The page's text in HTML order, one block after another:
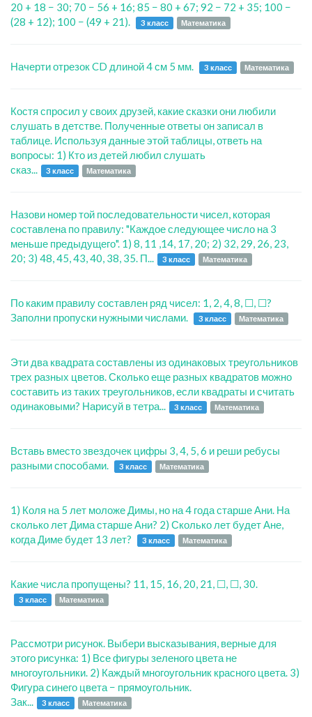
20 + 18 − 30; 70 − 56 + 16; 85 − 80 + 67; 92 − 72 + 35; 100 −
(28 + 12); 100 − (49 + 21).
3 класс Математика
Начерти отрезок CD длиной 4 см 5 мм. 3 класс Математика
Костя спросил у своих друзей, какие сказки они любили
слушать в детстве. Полученные ответы он записал в
таблице. Используя данные этой таблицы, ответь на
вопросы: 1) Кто из детей любил слушать
сказ...
3 класс Математика
Назови номер той последовательности чисел, которая
составлена по правилу: "Каждое следующее число на 3
меньше предыдущего". 1) 8, 11 ,14, 17, 20; 2) 32, 29, 26, 23,
20; 3) 48, 45, 43, 40, 38, 35. П...
3 класс Математика
По каким правилу составлен ряд чисел: 1, 2, 4, 8, ☐, ☐?
Заполни пропуски нужными числами.
3 класс Математика
Эти два квадрата составлены из одинаковых треугольников
трех разных цветов. Сколько еще разных квадратов можно
составить из таких треугольников, если квадраты и считать
одинаковыми? Нарисуй в тетра...
3 класс Математика
Вставь вместо звездочек цифры 3, 4, 5, 6 и реши ребусы
разными способами.
3 класс Математика
1) Коля на 5 лет моложе Димы, но на 4 года старше Ани. На
сколько лет Дима старше Ани? 2) Сколько лет будет Ане,
когда Диме будет 13 лет?
3 класс Математика
Какие числа пропущены? 11, 15, 16, 20, 21, ☐, ☐, 30.
3 класс Математика
Рассмотри рисунок. Выбери высказывания, верные для
этого рисунка: 1) Все фигуры зеленого цвета не
многоугольники. 2) Каждый многоугольник красного цвета. 3)
Фигура синего цвета − прямоугольник.
Зак...
3 класс Математика